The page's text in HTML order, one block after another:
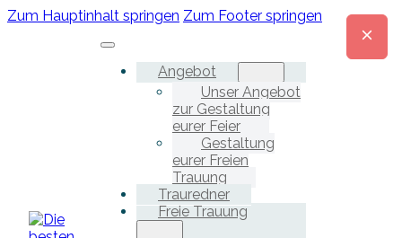
Zum Hauptinhalt springen Zum Footer springen
Angebot
Unser Angebot
zur Gestaltung
eurer Feier
Gestaltung
eurer Freien
Trauung
Trauredner
Freie Trauung